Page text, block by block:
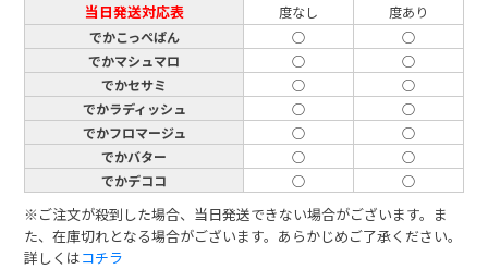
当日発送対応表 度なし
度あり
でかこっぺぱん
○
○
でかマシュマロ
○
○
でかセサミ
○
○
でかラディッシュ
○
○
でかフロマージュ
○
○
でかバター
○
○
でかデココ
○ ○
※ご注文が殺到した場合、当日発送できない場合がございます。ま
た、在庫切れとなる場合がございます。あらかじめご了承ください。
詳しくはコチラ